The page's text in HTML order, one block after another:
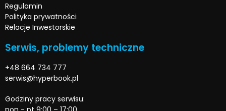
Regulamin
Polityka prywatności
Relacje Inwestorskie
Serwis, problemy techniczne
+48 664 734 777
serwis@hyperbook.pl
Godziny pracy serwisu: